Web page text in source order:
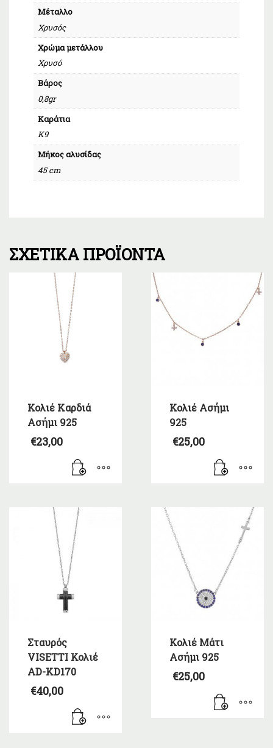
Μέταλλο
Χρυσός
Χρώμα μετάλλου
Χρυσό
Βάρος
0,8gr
Καράτια
Κ9
Μήκος αλυσίδας
45 cm
ΣΧΕΤΙΚΆ ΠΡΟΪΌΝΤΑ
Κολιέ Καρδιά
Ασήμι 925
€23,00
Κολιέ Ασήμι
925
€25,00
Σταυρός
VISETTI Κολιέ
AD-KD170
€40,00
Κολιέ Μάτι
Ασήμι 925
€25,00